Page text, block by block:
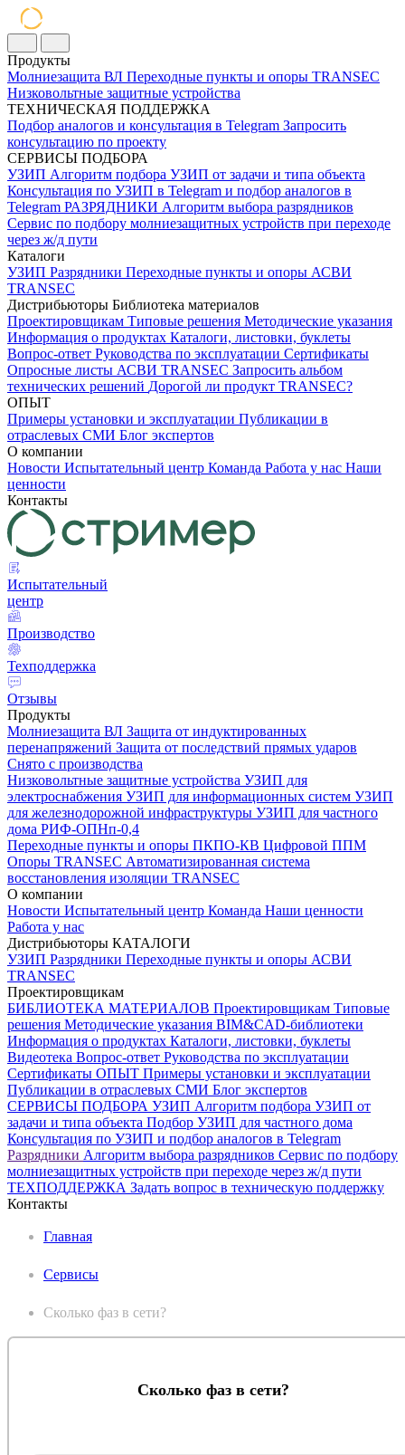
Продукты
Молниезащита ВЛ Переходные пункты и опоры TRANSEC
Низковольтные защитные устройства
ТЕХНИЧЕСКАЯ ПОДДЕРЖКА
Подбор аналогов и консультация в Telegram Запросить
консультацию по проекту
СЕРВИСЫ ПОДБОРА
УЗИП Алгоритм подбора УЗИП от задачи и типа объекта
Консультация по УЗИП в Telegram и подбор аналогов в
Telegram РАЗРЯДНИКИ Алгоритм выбора разрядников
Сервис по подбору молниезащитных устройств при переходе
через ж/д пути
Каталоги
УЗИП Разрядники Переходные пункты и опоры АСВИ
TRANSEC
Дистрибьюторы Библиотека материалов
Проектировщикам Типовые решения Методические указания
Информация о продуктах Каталоги, листовки, буклеты
Вопрос-ответ Руководства по эксплуатации Сертификаты
Опросные листы АСВИ TRANSEC Запросить альбом
технических решений Дорогой ли продукт TRANSEC?
ОПЫТ
Примеры установки и эксплуатации Публикации в
отраслевых СМИ Блог экспертов
О компании
Новости Испытательный центр Команда Работа у нас Наши
ценности
Контакты
Испытательный
центр
Производство
Техподдержка
Отзывы
Продукты
Молниезащита ВЛ Защита от индуктированных
перенапряжений Защита от последствий прямых ударов
Снято с производства
Низковольтные защитные устройства УЗИП для
электроснабжения УЗИП для информационных систем УЗИП
для железнодорожной инфраструктуры УЗИП для частного
дома РИФ-ОПНп-0,4
Переходные пункты и опоры ПКПО-КВ Цифровой ППМ
Опоры TRANSEC Автоматизированная система
восстановления изоляции TRANSEC
О компании
Новости Испытательный центр Команда Наши ценности
Работа у нас
Дистрибьюторы КАТАЛОГИ
УЗИП Разрядники Переходные пункты и опоры АСВИ
TRANSEC
Проектировщикам
БИБЛИОТЕКА МАТЕРИАЛОВ Проектировщикам Типовые
решения Методические указания BIM&CAD-библиотеки
Информация о продуктах Каталоги, листовки, буклеты
Видеотека Вопрос-ответ Руководства по эксплуатации
Сертификаты ОПЫТ Примеры установки и эксплуатации
Публикации в отраслевых СМИ Блог экспертов
СЕРВИСЫ ПОДБОРА УЗИП Алгоритм подбора УЗИП от
задачи и типа объекта Подбор УЗИП для частного дома
Консультация по УЗИП и подбор аналогов в Telegram
Разрядники Алгоритм выбора разрядников Сервис по подбору
молниезащитных устройств при переходе через ж/д пути
ТЕХПОДДЕРЖКА Задать вопрос в техническую поддержку
Контакты
Главная
Сервисы
Сколько фаз в сети?
Сколько фаз в сети?